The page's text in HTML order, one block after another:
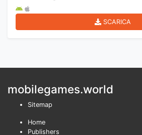
SCARICA
mobilegames.world
Sitemap
Home
Publishers